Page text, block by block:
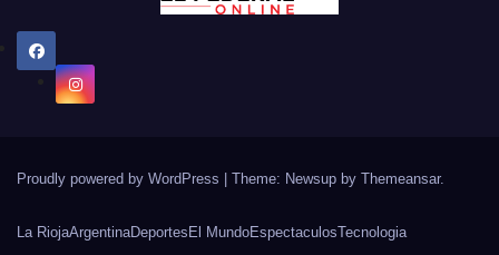
Proudly powered by WordPress Theme: Newsup by Themeansar.
La RiojaArgentinaDeportes El MundoEspectaculosTecnologia